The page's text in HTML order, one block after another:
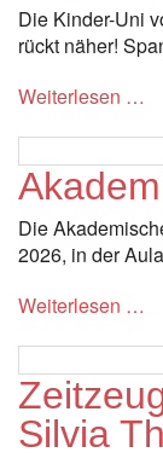
Die Kinder-Uni
rückt näher!
Weiterlesen …
Die
2026, in der
Weiterlesen …
Silvia